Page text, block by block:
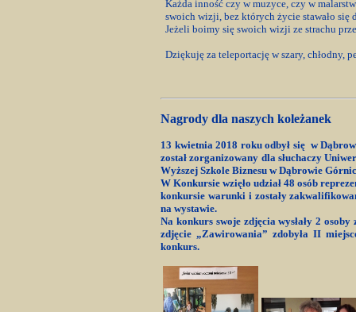
Każda inność czy w muzyce, czy w
swoich wizji, bez których życie stawało się
Jeżeli boimy się swoich wizji ze strachu
Dziękuję za teleportację w szary, chłodny,
Nagrody dla naszych koleżanek
13 kwietnia 2018 roku odbył się w
został zorganizowany dla słuchaczy
Wyższej Szkole Biznesu w Dąbrowie
W Konkursie wzięło udział 48 osób
konkursie warunki i zostały
na wystawie.
Na konkurs swoje zdjęcia wysłały 2
zdjęcie „Zawirowania” zdobyła II
konkurs.